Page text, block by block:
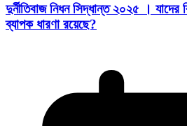
দুর্নীতিবাজ নিধন সিদ্ধান্ত ২০২৫ । যাদের
ব্যাপক ধারণা রয়েছে?